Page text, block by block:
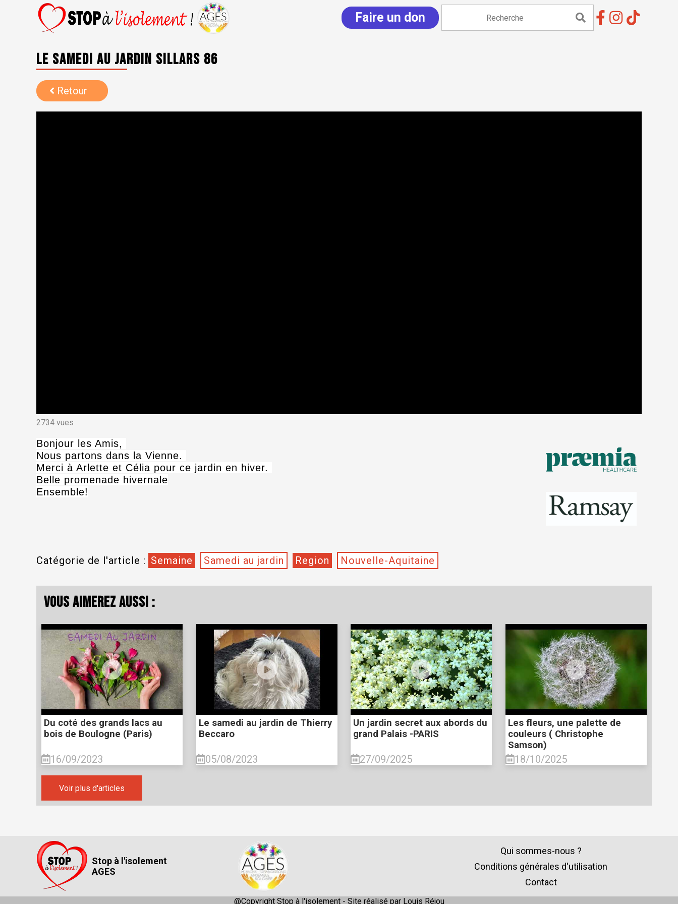
Faire un don
Le samedi au jardin Sillars 86
Retour
2734 vues
Bonjour les Amis,
Nous partons dans la Vienne.
Merci à Arlette et Célia pour ce jardin en hiver.
Belle promenade hivernale
Ensemble!
Catégorie de l'article : Semaine Samedi au jardin Region Nouvelle-Aquitaine
Vous aimerez aussi :
Du coté des grands lacs au
bois de Boulogne (Paris)
16/09/2023
Le samedi au jardin de Thierry
Beccaro
05/08/2023
Un jardin secret aux abords du
grand Palais -PARIS
27/09/2025
Les fleurs, une palette de
couleurs ( Christophe
Samson)
18/10/2025
Voir plus d'articles
Stop à l'isolement
AGES
Qui sommes-nous ?
Conditions générales d'utilisation
Contact
@Copyright Stop à l'isolement - Site réalisé par Louis Réjou